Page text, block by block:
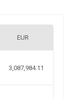
EUR
3,087,984.11